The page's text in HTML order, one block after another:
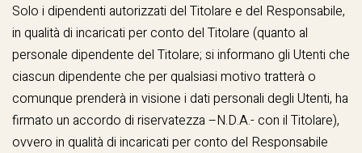
Solo i dipendenti autorizzati del Titolare e del Responsabile,
in qualità di incaricati per conto del Titolare (quanto al
personale dipendente del Titolare; si informano gli Utenti che
ciascun dipendente che per qualsiasi motivo tratterà o
comunque prenderà in visione i dati personali degli Utenti, ha
firmato un accordo di riservatezza –N.D.A.- con il Titolare),
ovvero in qualità di incaricati per conto del Responsabile